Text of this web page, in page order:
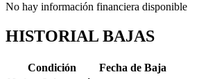
No hay información financiera disponible
HISTORIAL BAJAS
Condición
Fecha de Baja